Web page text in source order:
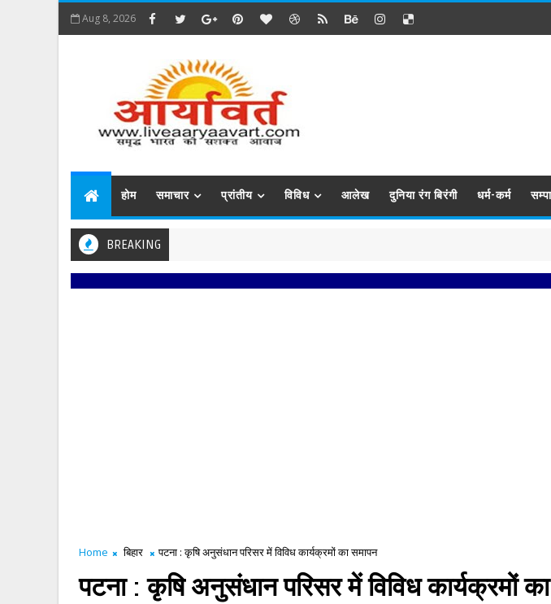
Aug 8, 2026
होम समाचार प्रांतीय विविध आलेख दुनिया रंग बिरंगी धर्म-कर्म
BREAKING
Home बिहार पटना : कृषि अनुसंधान परिसर में विविध कार्यक्रमों का समापन
पटना : कृषि अनुसंधान परिसर में विविध कार्यक्रमों